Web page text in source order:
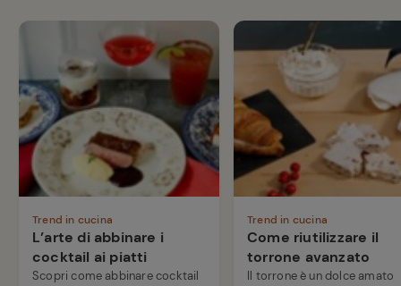
Trend in cucina
L’arte di abbinare i
cocktail ai piatti
Scopri come abbinare cocktail
Trend in cucina
Come riutilizzare il
torrone avanzato
Il torrone è un dolce amato